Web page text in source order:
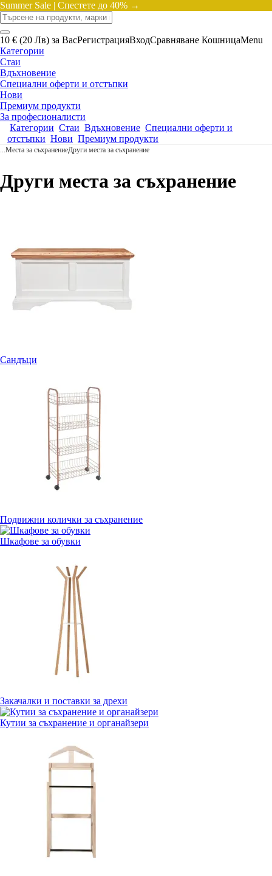
Summer Sale | Спестете до 40% →
10 € (20 Лв) за ВасРегистрацияВходСравняване КошницаMenu
Категории
Стаи
Вдъхновение
Специални оферти и отстъпки
Нови
Премиум продукти
За професионалисти
Категории Стаи Вдъхновение Специални оферти и
отстъпки Нови Премиум продукти
...Места за съхранениеДруги места за съхранение
Други места за съхранение
Сандъци
Подвижни колички за съхранение
Шкафове за обувки
Закачалки и поставки за дрехи
Кутии за съхранение и органайзери